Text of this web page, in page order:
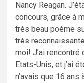
Nancy Reagan.
concours, grâce à
très beau poème
très
moi! J’ai
Etats-Unis, et j’ai
n’avais que 16 ans